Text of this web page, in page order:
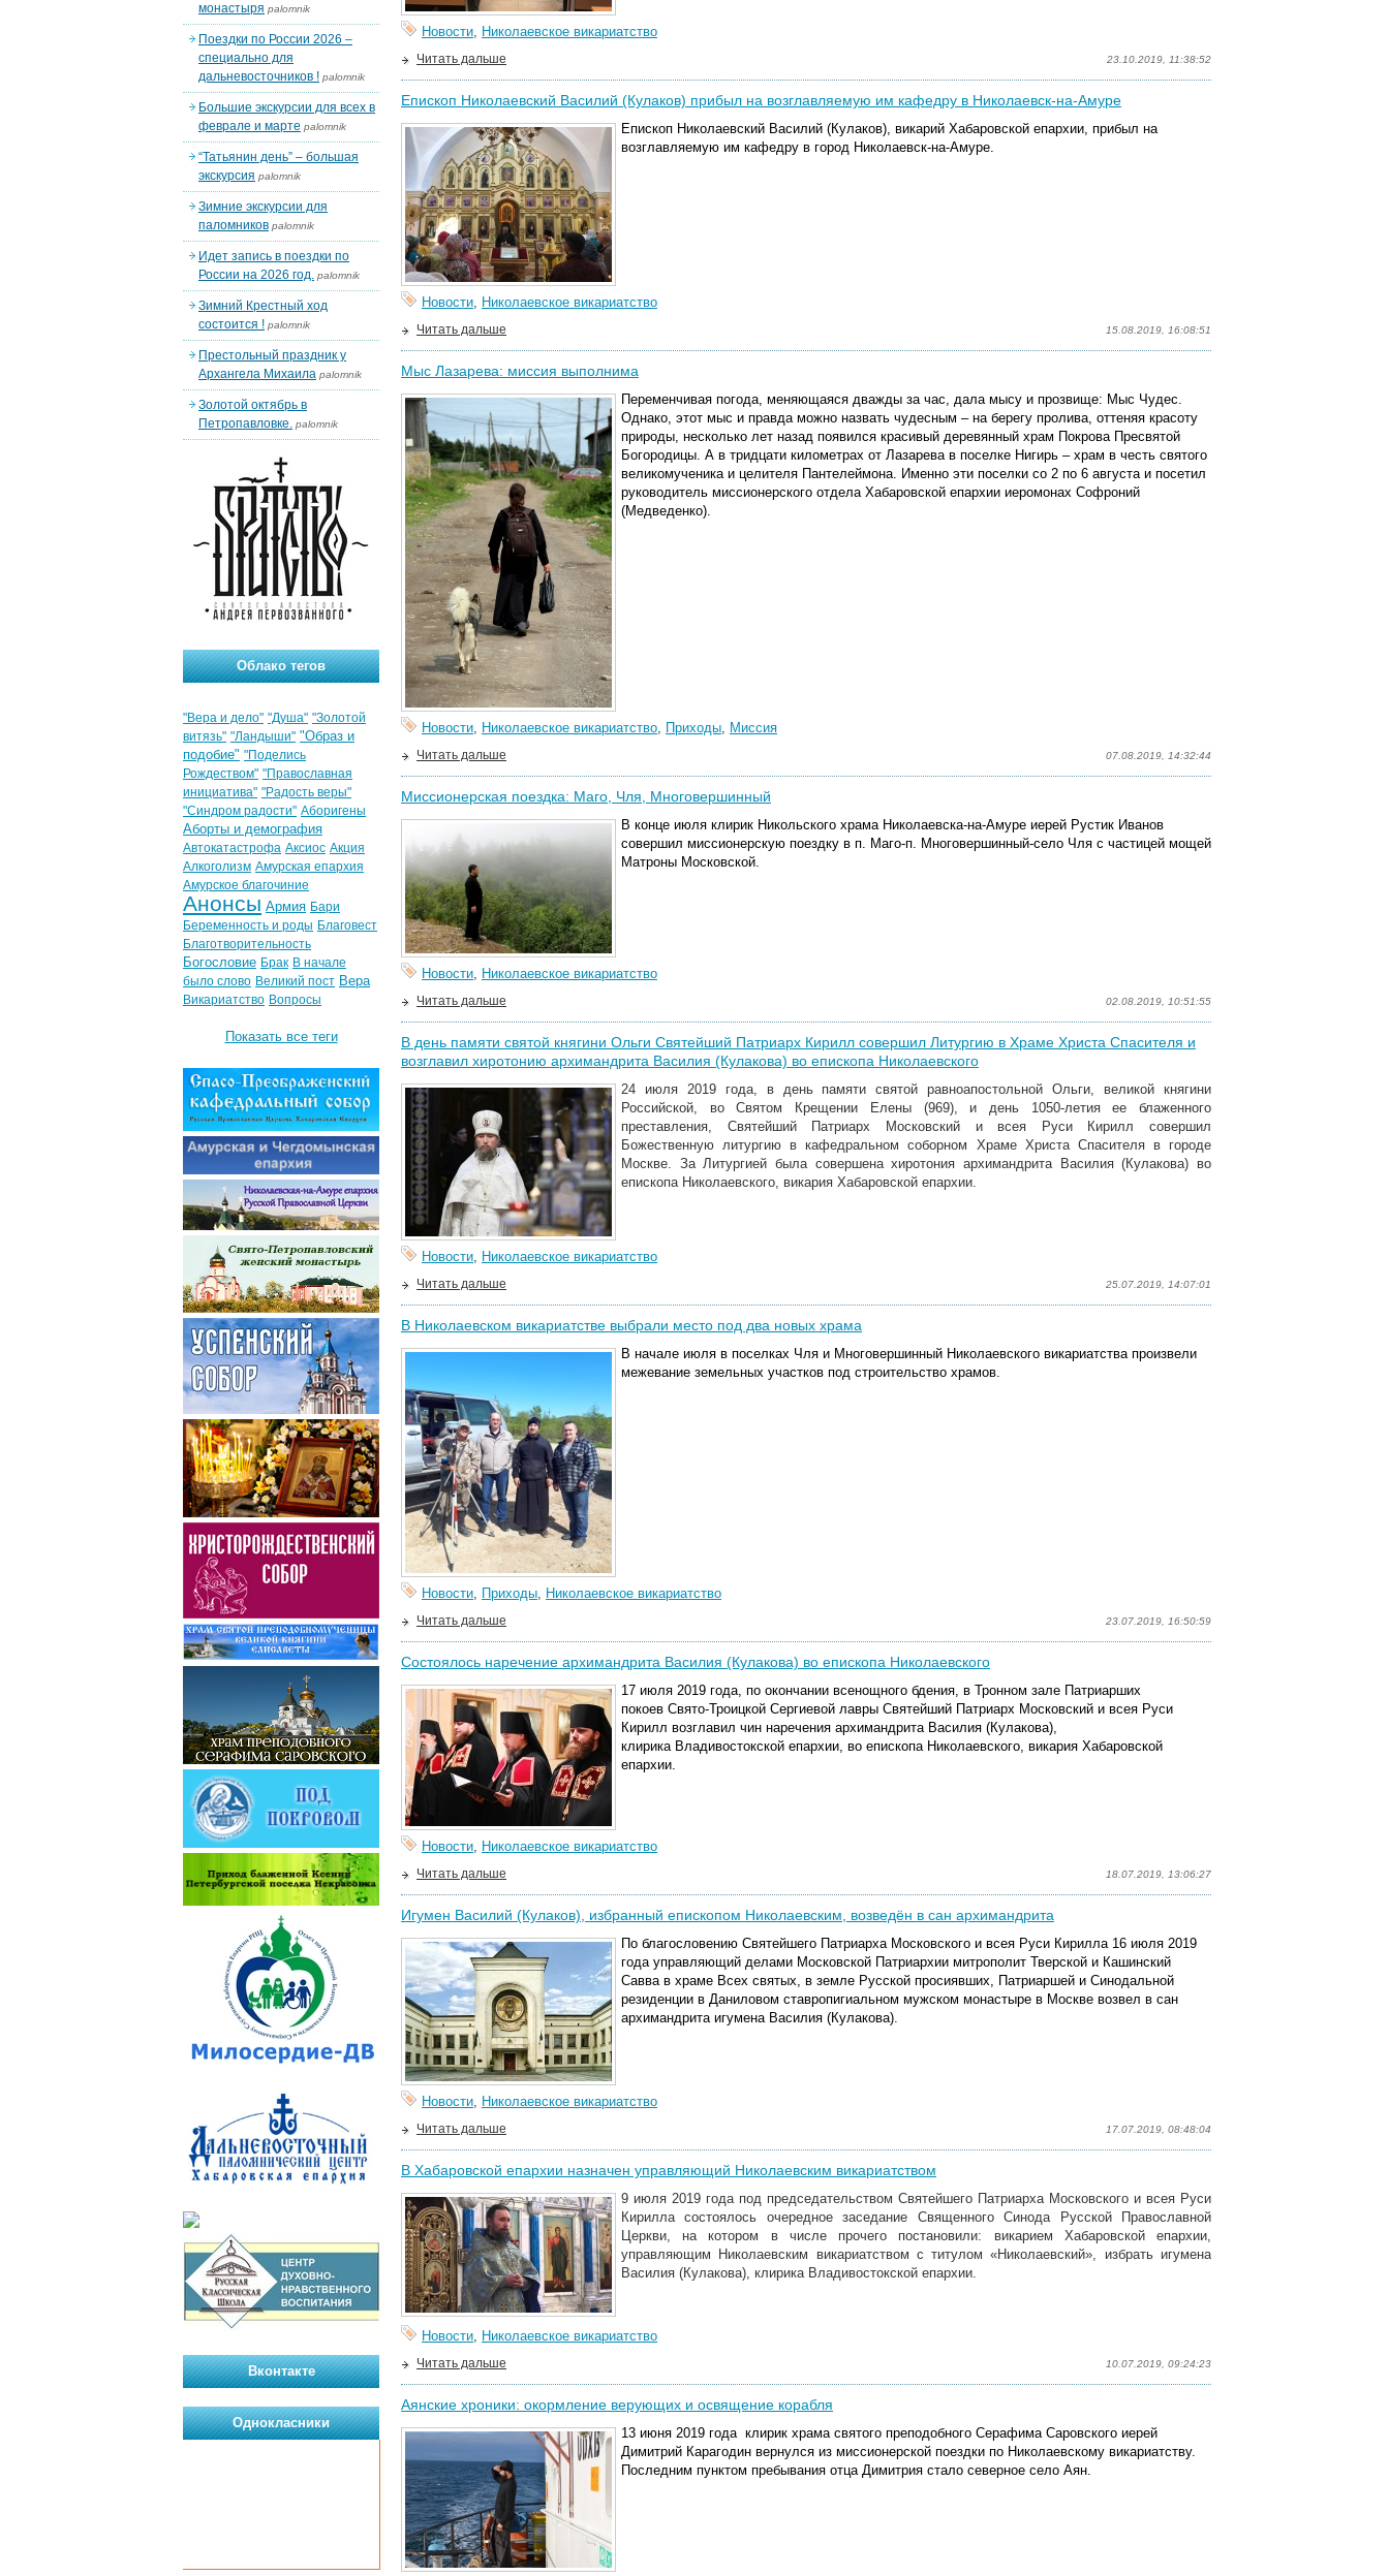
Новости, Николаевское викариатство
23.10.2019, 11:38:52
Читать дальше
Епископ Николаевский Василий (Кулаков) прибыл на возглавляемую им кафедру в Николаевск-на-Амуре
Епископ Николаевский Василий (Кулаков), викарий Хабаровской епархии, прибыл на
возглавляемую им кафедру в город Николаевск-на-Амуре.
Новости, Николаевское викариатство
15.08.2019, 16:08:51
Читать дальше
Мыс Лазарева: миссия выполнима
Переменчивая погода, меняющаяся дважды за час, дала мысу и прозвище: Мыс Чудес.
Однако, этот мыс и правда можно назвать чудесным – на берегу пролива, оттеняя красоту
природы, несколько лет назад появился красивый деревянный храм Покрова Пресвятой
Богородицы. А в тридцати километрах от Лазарева в поселке Нигирь – храм в честь святого
великомученика и целителя Пантелеймона. Именно эти поселки со 2 по 6 августа и посетил
руководитель миссионерского отдела Хабаровской епархии иеромонах Софроний
(Медведенко).
Новости, Николаевское викариатство, Приходы, Миссия
07.08.2019, 14:32:44
Читать дальше
Миссионерская поездка: Маго, Чля, Многовершинный
В конце июля клирик Никольского храма Николаевска-на-Амуре иерей Рустик Иванов
совершил миссионерскую поездку в п. Маго-п. Многовершинный-село Чля с частицей мощей
Матроны Московской.
Новости, Николаевское викариатство
02.08.2019, 10:51:55
Читать дальше
В день памяти святой княгини Ольги Святейший Патриарх Кирилл совершил Литургию в Храме Христа Спасителя и
возглавил хиротонию архимандрита Василия (Кулакова) во епископа Николаевского
24 июля 2019 года, в день памяти святой равноапостольной Ольги, великой княгини
Российской, во Святом Крещении Елены (969), и день 1050-летия ее блаженного
преставления, Святейший Патриарх Московский и всея Руси Кирилл совершил
Божественную литургию в кафедральном соборном Храме Христа Спасителя в городе
Москве. За Литургией была совершена хиротония архимандрита Василия (Кулакова) во
епископа Николаевского, викария Хабаровской епархии.
Новости, Николаевское викариатство
25.07.2019, 14:07:01
Читать дальше
В Николаевском викариатстве выбрали место под два новых храма
В начале июля в поселках Чля и Многовершинный Николаевского викариатства произвели
межевание земельных участков под строительство храмов.
Новости, Приходы, Николаевское викариатство
23.07.2019, 16:50:59
Читать дальше
Состоялось наречение архимандрита Василия (Кулакова) во епископа Николаевского
17 июля 2019 года, по окончании всенощного бдения, в Тронном зале Патриарших
покоев Свято-Троицкой Сергиевой лавры Святейший Патриарх Московский и всея Руси
Кирилл возглавил чин наречения архимандрита Василия (Кулакова),
клирика Владивостокской епархии, во епископа Николаевского, викария Хабаровской
епархии.
Новости, Николаевское викариатство
18.07.2019, 13:06:27
Читать дальше
Игумен Василий (Кулаков), избранный епископом Николаевским, возведён в сан архимандрита
По благословению Святейшего Патриарха Московского и всея Руси Кирилла 16 июля 2019
года управляющий делами Московской Патриархии митрополит Тверской и Кашинский
Савва в храме Всех святых, в земле Русской просиявших, Патриаршей и Синодальной
резиденции в Даниловом ставропигиальном мужском монастыре в Москве возвел в сан
архимандрита игумена Василия (Кулакова).
Новости, Николаевское викариатство
17.07.2019, 08:48:04
Читать дальше
В Хабаровской епархии назначен управляющий Николаевским викариатством
9 июля 2019 года под председательством Святейшего Патриарха Московского и всея Руси
Кирилла состоялось очередное заседание Священного Синода Русской Православной
Церкви, на котором в числе прочего постановили: викарием Хабаровской епархии,
управляющим Николаевским викариатством с титулом «Николаевский», избрать игумена
Василия (Кулакова), клирика Владивостокской епархии.
Новости, Николаевское викариатство
10.07.2019, 09:24:23
Читать дальше
Аянские хроники: окормление верующих и освящение корабля
13 июня 2019 года клирик храма святого преподобного Серафима Саровского иерей
Димитрий Карагодин вернулся из миссионерской поездки по Николаевскому викариатству.
Последним пунктом пребывания отца Димитрия стало северное село Аян.
монастыря palomnik
Поездки по России 2026 –
специально для
дальневосточников ! palomnik
Большие экскурсии для всех в
феврале и марте palomnik
“Татьянин день” – большая
экскурсия palomnik
Зимние экскурсии для
паломников palomnik
Идет запись в поездки по
России на 2026 год. palomnik
Зимний Крестный ход
состоится ! palomnik
Престольный праздник у
Архангела Михаила palomnik
Золотой октябрь в
Петропавловке. palomnik
Облако тегов
"Вера и дело" "Душа" "Золотой
витязь" "Ландыши" "Образ и
подобие" "Поделись
Рождеством" "Православная
инициатива" "Радость веры"
"Синдром радости" Аборигены
Аборты и демография
Автокатастрофа Аксиос Акция
Алкоголизм Амурская епархия
Амурское благочиние
Анонсы Армия Бари
Беременность и роды Благовест
Благотворительность
Богословие Брак В начале
было слово Великий пост Вера
Викариатство Вопросы
Показать все теги
Вконтакте
Однокласники